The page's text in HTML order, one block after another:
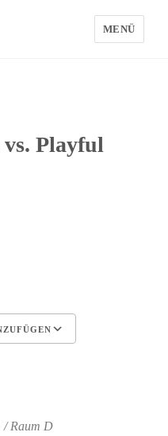
MENÜ
vs. Playful
/ Raum D